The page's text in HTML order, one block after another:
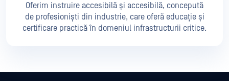
Oferim instruire accesibilă și accesibilă, concepută
de profesioniști din industrie, care oferă educație și
certificare practică în domeniul infrastructurii critice.